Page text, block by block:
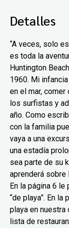
Detalles
“A veces, solo
es toda la
Huntington
1960. Mi
en el mar,
los surfistas y
año. Como
con la familia
vaya a una
una estadía
sea parte de su
aprenderá sobre
En la página 6
“de playa”. En
playa en nuestra
lista de